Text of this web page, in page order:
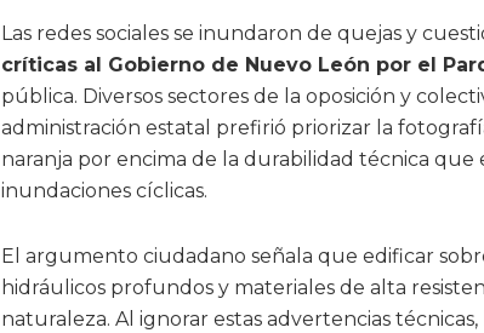
Las redes sociales se inundaron de quejas y
críticas al Gobierno de Nuevo León por el
pública. Diversos sectores de la oposición y
administración estatal prefirió priorizar la
naranja por encima de la durabilidad técnica que
inundaciones cíclicas.
El argumento ciudadano señala que edificar
hidráulicos profundos y materiales de alta
naturaleza. Al ignorar estas advertencias